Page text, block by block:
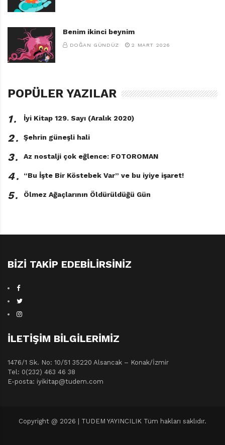
Benim ikinci beynim
DOĞAN GÜNDÜZ 2 MART 2026
POPÜLER YAZILAR
1․ İyi Kitap 129. Sayı (Aralık 2020)
2․ Şehrin güneşli hali
3․ Az nostalji çok eğlence: FOTOROMAN
4․ “Bu İşte Bir Köstebek Var” ve bu iyiye işaret!
5․ Ölmez Ağaçlarının Öldürüldüğü Gün
BIZI TAKIP EDEBILIRSINIZ
İLETIŞIM BILGILERIMIZ
1476/1 Sk. No: 10/51 35220 Alsancak – Konak/İzmir
Tel: 0(232) 463 46 38
E-posta: iyikitap@tudem.com
Copyright @ 2026 | TUDEM YAYINCILIK Tüm hakları saklıdır.